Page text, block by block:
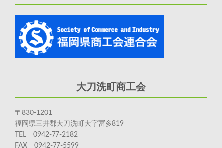
大刀洗町商工会
〒830-1201
福岡県三井郡大刀洗町大字冨多819
TEL 0942-77-2182
FAX 0942-77-5599